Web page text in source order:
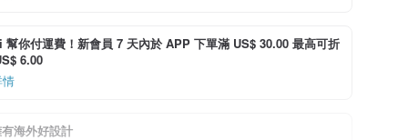
你付運費！新會員 7 天內於 APP 下單滿 US$ 30.00 最高可折
6.00
海外好設計